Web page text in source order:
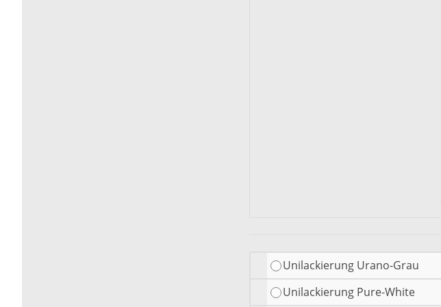
Unilackierung Urano-Grau
Unilackierung Pure-White